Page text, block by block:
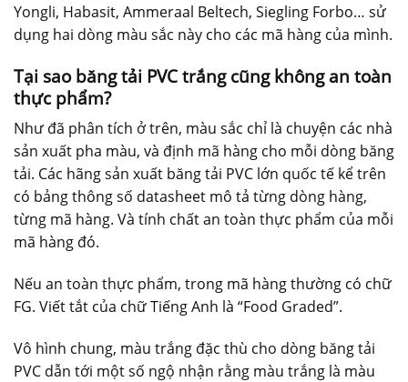
Yongli, Habasit, Ammeraal Beltech, Siegling Forbo… sử
dụng hai dòng màu sắc này cho các mã hàng của mình.
Tại sao băng tải PVC trắng cũng không an toàn
thực phẩm?
Như đã phân tích ở trên, màu sắc chỉ là chuyện các nhà
sản xuất pha màu, và định mã hàng cho mỗi dòng băng
tải. Các hãng sản xuất băng tải PVC lớn quốc tế kể trên
có bảng thông số datasheet mô tả từng dòng hàng,
từng mã hàng. Và tính chất an toàn thực phẩm của mỗi
mã hàng đó.
Nếu an toàn thực phẩm, trong mã hàng thường có chữ
FG. Viết tắt của chữ Tiếng Anh là “Food Graded”.
Vô hình chung, màu trắng đặc thù cho dòng băng tải
PVC dẫn tới một số ngộ nhận rằng màu trắng là màu